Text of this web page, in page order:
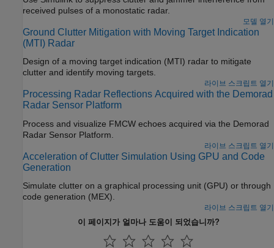
received pulses of a monostatic radar.
모델 열기
Ground Clutter Mitigation with Moving Target Indication
(MTI) Radar
Design of a moving target indication (MTI) radar to mitigate
clutter and identify moving targets.
라이브 스크립트 열기
Processing Radar Reflections Acquired with the Demorad
Radar Sensor Platform
Process and visualize FMCW echoes acquired via the Demorad
Radar Sensor Platform.
라이브 스크립트 열기
Acceleration of Clutter Simulation Using GPU and Code
Generation
Simulate clutter on a graphical processing unit (GPU) or through
code generation (MEX).
라이브 스크립트 열기
이 페이지가 얼마나 도움이 되었습니까?